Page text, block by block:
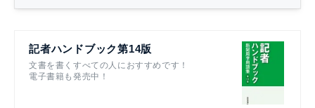
記者ハンドブック第14版
文書を書くすべての人におすすめです！
電子書籍も発売中！